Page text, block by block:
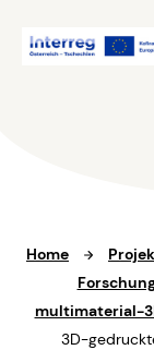
Home
multimaterial-
3D-